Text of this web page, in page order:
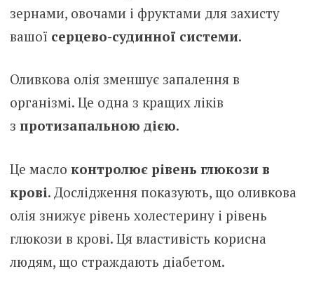
зернами, овочами і фруктами для захисту
вашої серцево-судинної системи.
Оливкова олія зменшує запалення в
організмі. Це одна з кращих ліків
з протизапальною дією.
Це масло контролює рівень глюкози в
крові. Дослідження показують, що оливкова
олія знижує рівень холестерину і рівень
глюкози в крові. Ця властивість корисна
людям, що страждають діабетом.